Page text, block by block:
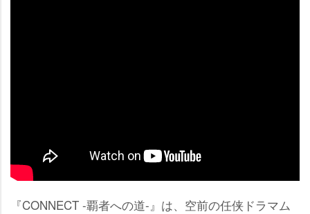
『CONNECT -覇者への道-』は、空前の任侠ドラマム